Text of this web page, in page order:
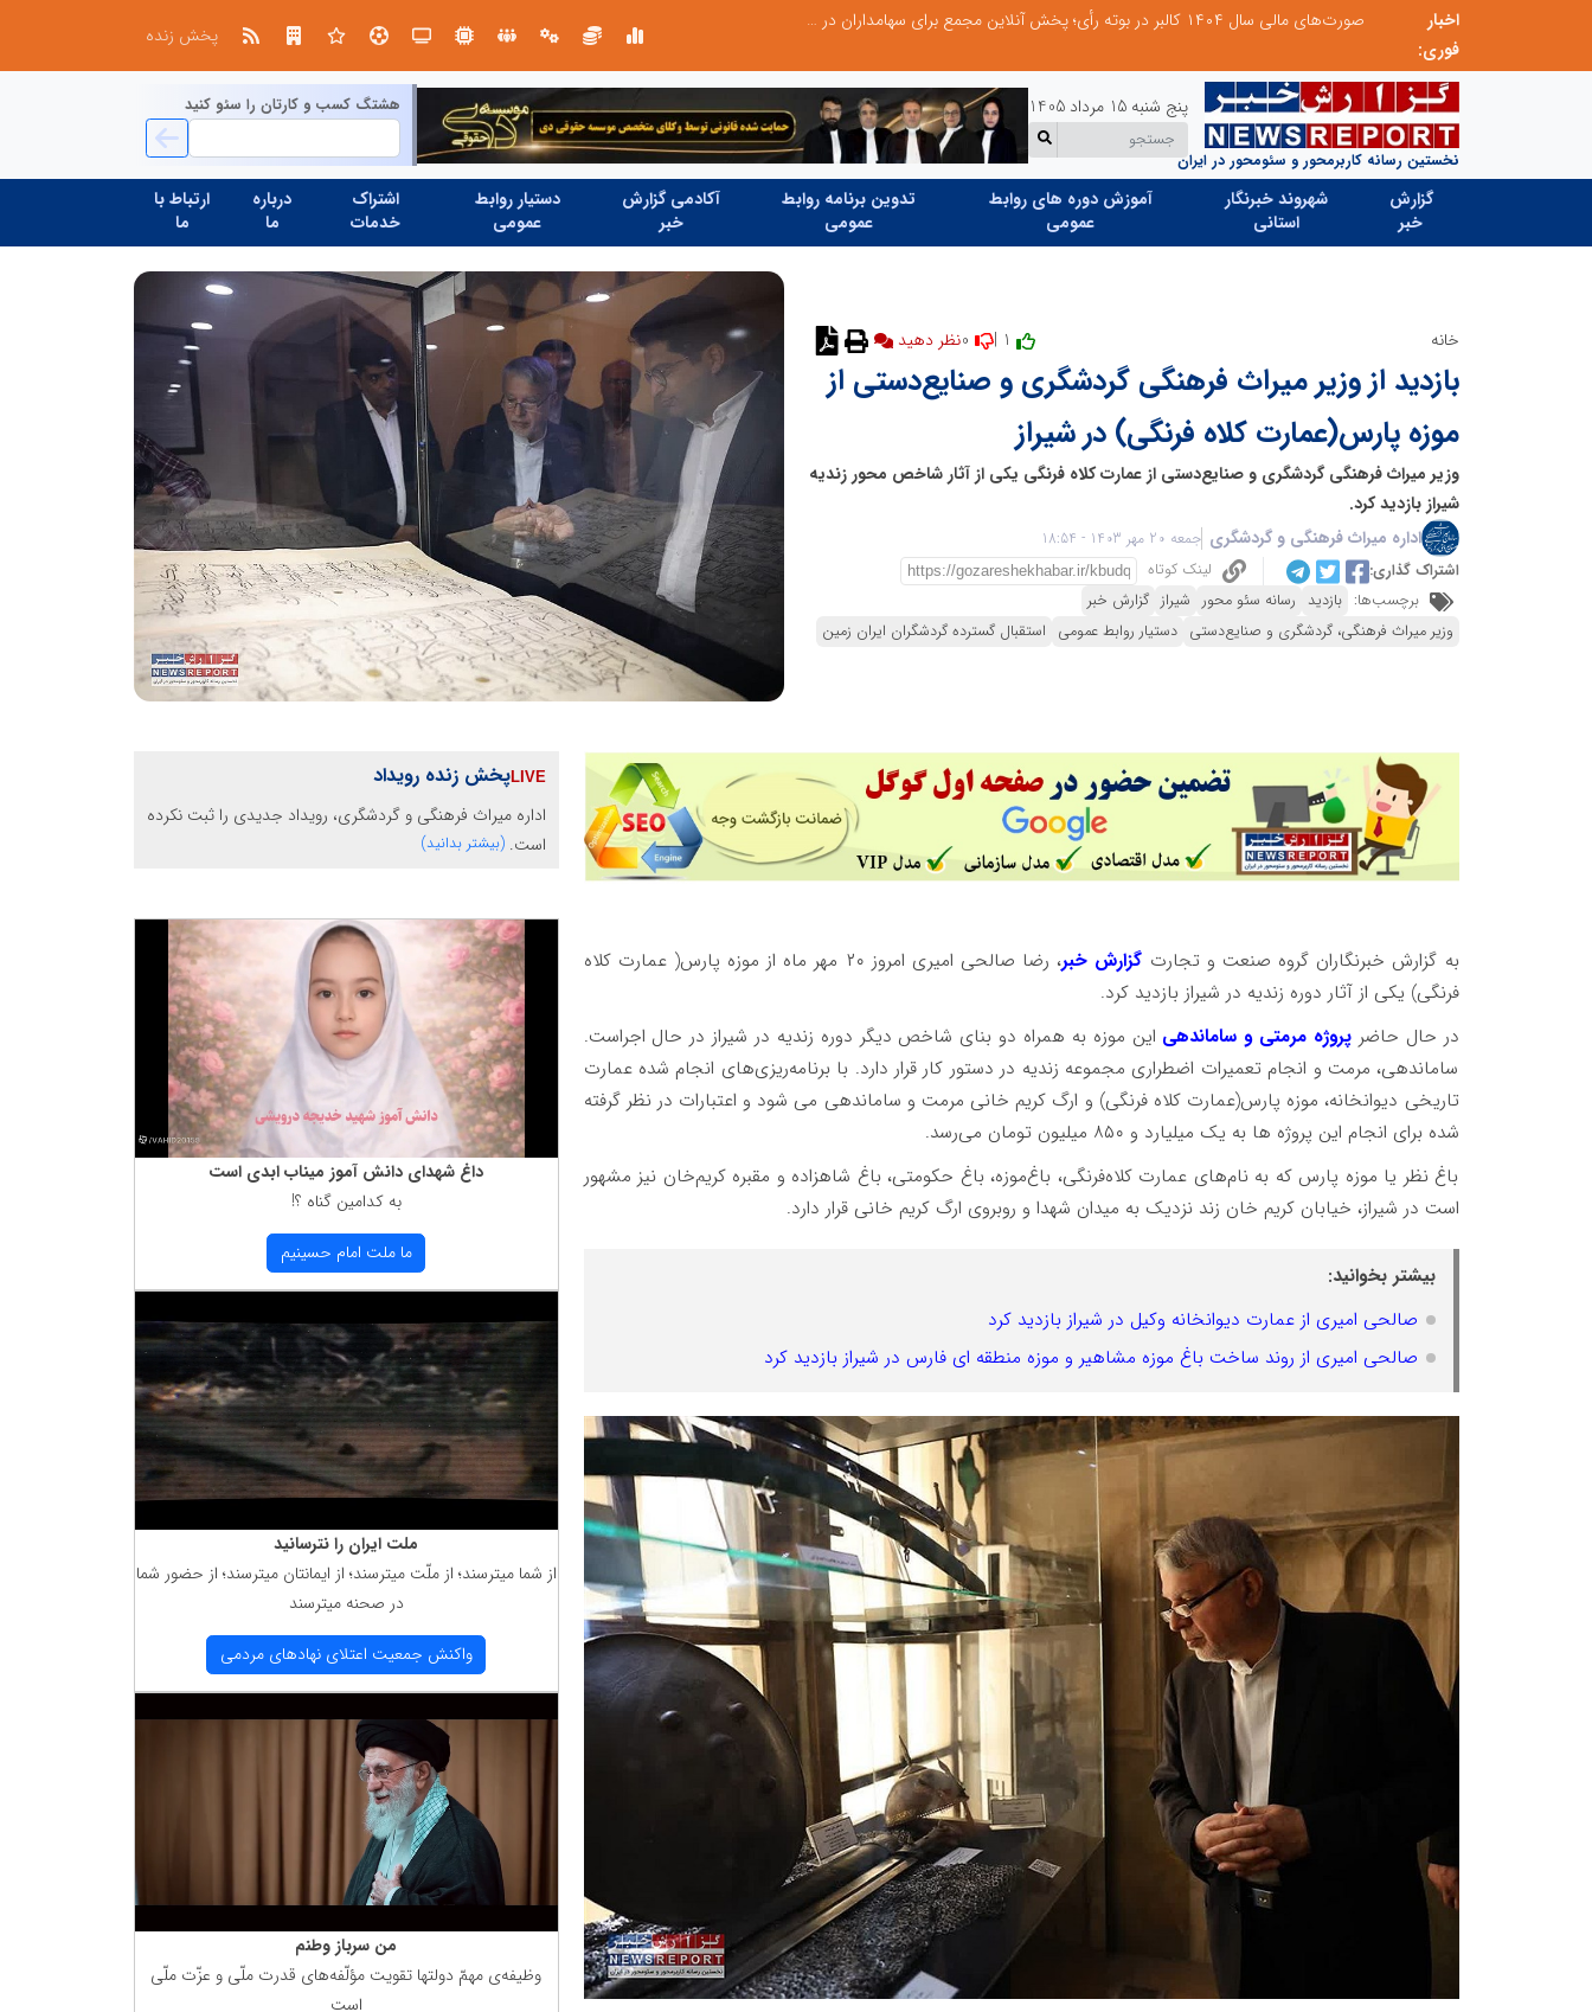
اخبار
فوری:
صورت‌های مالی سال ۱۴۰۴ کالبر در بوته رأی؛ پخش آنلاین مجمع برای سهامداران در سراسر کشور
پخش زنده
نخستین رسانه کاربرمحور و سئومحور در ایران
پنج شنبه 15 مرداد 1405 هشتگ کسب و کارتان را سئو کنید
گزارش
خبر
شهروند خبرنگار
استانی
آموزش دوره های روابط
عمومی
تدوین برنامه روابط
عمومی
آکادمی گزارش
خبر
دستیار روابط
عمومی
اشتراک
خدمات
درباره
ما
ارتباط با
ما
خانه نظر دهید
بازدید از وزیر میراث فرهنگی گردشگری و صنایع‌دستی از
موزه پارس(عمارت کلاه فرنگی) در شیراز
وزیر میراث فرهنگی گردشگری و صنایع‌دستی از عمارت کلاه فرنگی یکی از آثار شاخص محور زندیه
شیراز بازدید کرد.
اداره میراث فرهنگی و گردشگری جمعه 20 مهر 1403 - 18:54
اشتراک گذاری:
لینک کوتاه
برچسب‌ها: بازدید رسانه سئو محور شیراز گزارش خبر
وزیر میراث فرهنگی، گردشگری و صنایع‌دستی دستیار روابط عمومی استقبال گسترده گردشگران ایران زمین
به گزارش خبرنگاران گروه صنعت و تجارت گزارش خبر
، رضا صالحی امیری امروز ۲۰ مهر ماه از موزه پارس( عمارت کلاه
فرنگی) یکی از آثار دوره زندیه در شیراز بازدید کرد.
در حال حاضرپروژه مرمتی و ساماندهی این موزه به همراه دو بنای شاخص دیگر دوره زندیه در شیراز در حال اجراست.
ساماندهی، مرمت و انجام تعمیرات اضطراری مجموعه زندیه در دستور کار قرار دارد. با برنامه‌ریزی‌های انجام شده عمارت
تاریخی دیوانخانه، موزه پارس(عمارت کلاه فرنگی) و ارگ کریم خانی مرمت و ساماندهی می شود و اعتبارات در نظر گرفته
شده برای انجام این پروژه ها به یک میلیارد و ۸۵۰ میلیون تومان می‌رسد.
باغ نظر یا موزه پارس که به نام‌های عمارت کلاه‌فرنگی، باغ‌موزه، باغ حکومتی، باغ شاهزاده و مقبره کریم‌خان نیز مشهور
است در شیراز، خیابان کریم خان زند نزدیک به میدان شهدا و روبروی ارگ کریم خانی قرار دارد.
بیشتر بخوانید:
صالحی امیری از عمارت دیوانخانه وکیل در شیراز بازدید کرد
صالحی امیری از روند ساخت باغ موزه مشاهیر و موزه منطقه ای فارس در شیراز بازدید کرد
پخش زنده رویداد
اداره میراث فرهنگی و گردشگری، رویداد جدیدی را ثبت نکرده
است. (بیشتر بدانید)
داغ شهدای دانش آموز میناب ابدی است
به كدامین گناه ؟!
ما ملت امام حسینیم
ملت ایران را نترسانید
از شما میترسند؛ از ملّت میترسند؛ از ایمانتان میترسند؛ از حضور شما
در صحنه میترسند
واكنش جمعیت اعتلای نهادهای مردمی
من سرباز وطنم
وظیفه‌ی مهمّ دولتها تقویت مؤلّفه‌های قدرت ملّی و عزّت ملّی
است